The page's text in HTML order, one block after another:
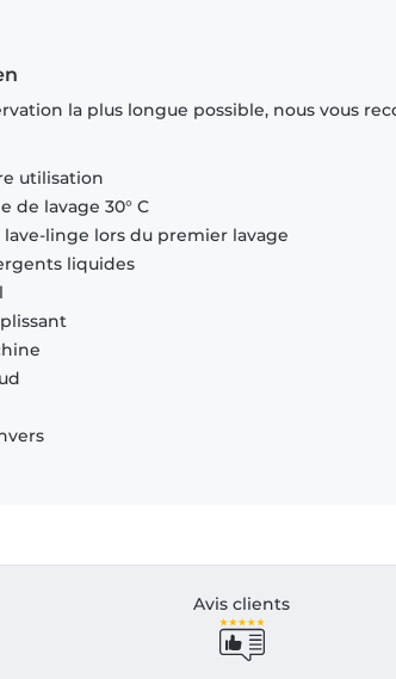
la plus longue possible, nous vous
utilisation
de lavage 30° C
linge lors du premier lavage
liquides
Avis clients